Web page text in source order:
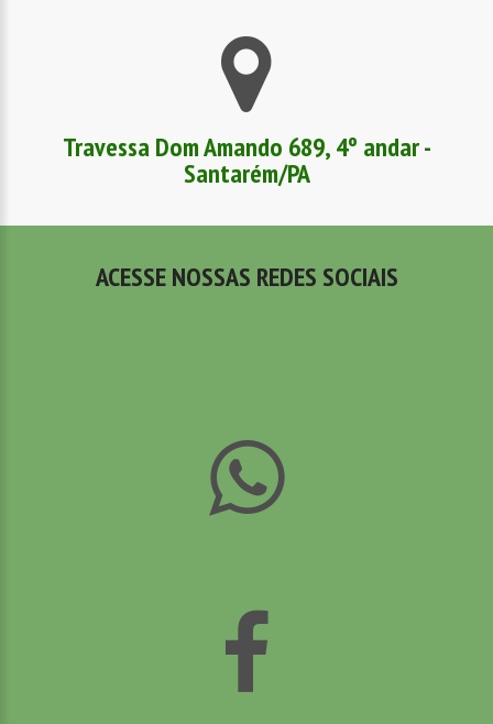
Travessa Dom Amando 689, 4º andar -
Santarém/PA
ACESSE NOSSAS REDES SOCIAIS